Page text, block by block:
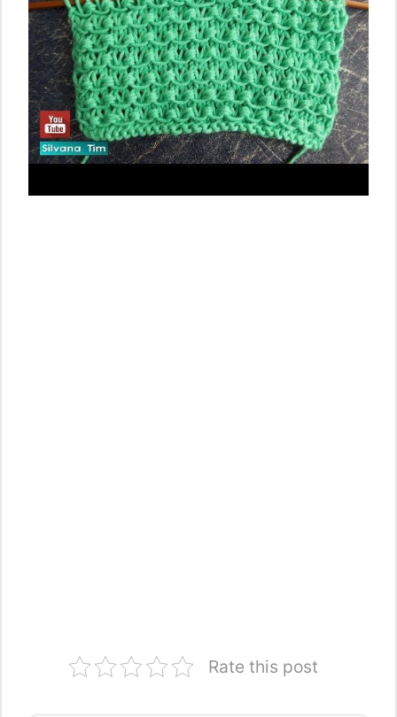
Rate this post